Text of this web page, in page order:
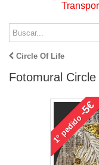
Circle Of Life
Fotomural
1°
pedido
-5€